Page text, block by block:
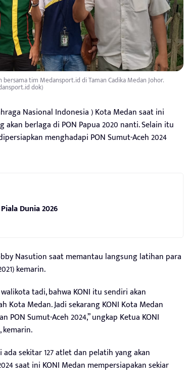
tim Medansport.id di Taman Cadika Medan Johor.
dok)
Nasional Indonesia ) Kota Medan saat ini
berlaga di PON Papua 2020 nanti. Selain itu
menghadapi PON Sumut-Aceh 2024
Dunia 2026
Nasution saat memantau langsung latihan para
kemarin.
tadi, bahwa KONI itu sendiri akan
Medan. Jadi sekarang KONI Kota Medan
Sumut-Aceh 2024,” ungkap Ketua KONI
kemarin.
sekitar 127 atlet dan pelatih yang akan
saat ini KONI Medan mempersiapakan sekiar